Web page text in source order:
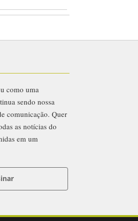
como uma
sendo nossa
comunicação. Quer
as notícias do
em um